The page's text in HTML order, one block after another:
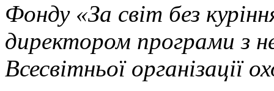
Фонду «За світ без
директором програми з
Всесвітньої організації